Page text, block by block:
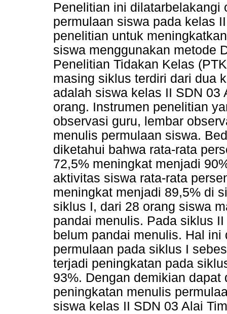
Penelitian ini dilatarbelakangi
permulaan siswa pada kelas
penelitian untuk
siswa menggunakan metode
Penelitian Tidakan Kelas
masing siklus terdiri dari dua
adalah siswa kelas II SDN 03
orang. Instrumen penelitian
observasi guru, lembar
menulis permulaan siswa.
diketahui bahwa rata-rata
72,5% meningkat menjadi
aktivitas siswa rata-rata
meningkat menjadi 89,5% di
siklus I, dari 28 orang siswa
pandai menulis. Pada siklus
belum pandai menulis. Hal
permulaan pada siklus I
terjadi peningkatan pada
93%. Dengan demikian
peningkatan menulis
siswa kelas II SDN 03 Alai